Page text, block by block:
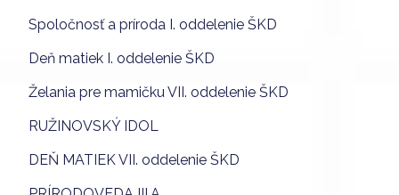
Spoločnosť a príroda I. oddelenie ŠKD
Deň matiek I. oddelenie ŠKD
Želania pre mamičku VII. oddelenie ŠKD
RUŽINOVSKÝ IDOL
DEŇ MATIEK VII. oddelenie ŠKD